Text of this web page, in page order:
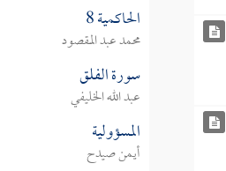
الحاكمية 8
محمد عبد المقصود
سورة الفلق
عبد الله الخليفي
المسؤولية
أيمن صيدح